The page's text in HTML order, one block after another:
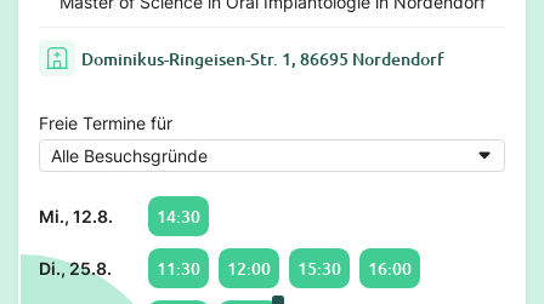
Dominikus-Ringeisen-Str. 1, 86695 Nordendorf
Freie Termine für
Mi., 12.8. 14:30
Di., 25.8. 11:30 12:00 15:30 16:00